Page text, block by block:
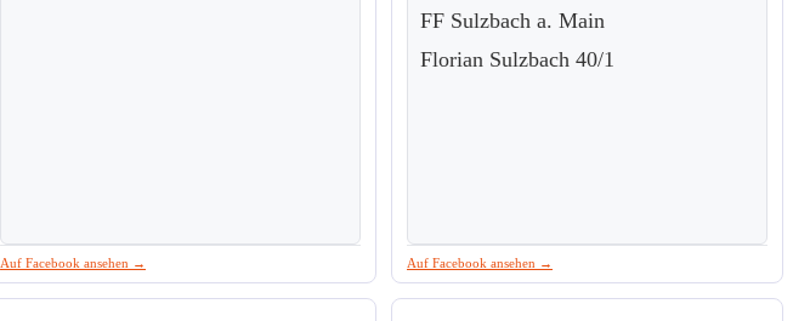
Auf Facebook ansehen →
FF Sulzbach a. Main
Florian Sulzbach 40/1
Auf Facebook ansehen →